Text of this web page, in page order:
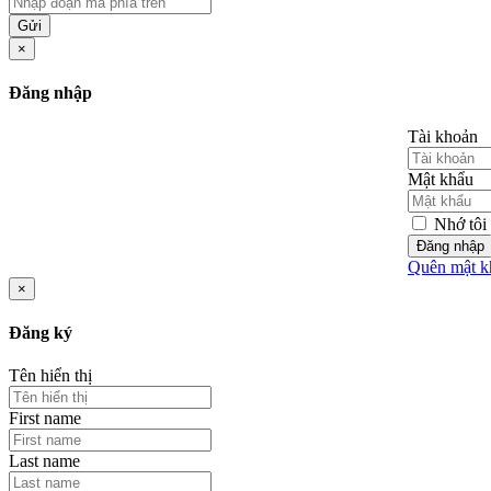
Gửi
×
Đăng nhập
Tài khoản
Mật khẩu
Nhớ tôi
Đăng nhập
Quên mật
×
Đăng ký
Tên hiển thị
First name
Last name